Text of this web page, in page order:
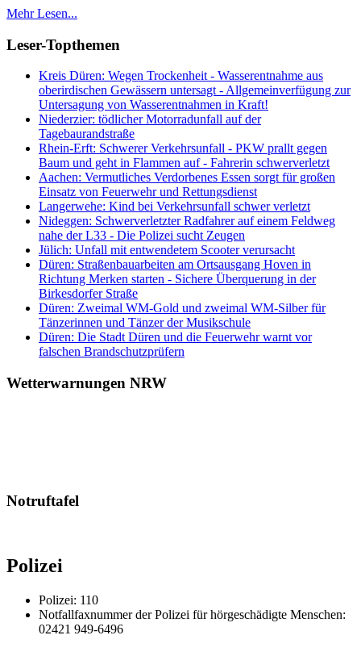
Mehr Lesen...
Leser-Topthemen
Kreis Düren: Wegen Trockenheit - Wasserentnahme aus
oberirdischen Gewässern untersagt - Allgemeinverfügung zur
Untersagung von Wasserentnahmen in Kraft!
Niederzier: tödlicher Motorradunfall auf der
Tagebaurandstraße
Rhein-Erft: Schwerer Verkehrsunfall - PKW prallt gegen
Baum und geht in Flammen auf - Fahrerin schwerverletzt
Aachen: Vermutliches Verdorbenes Essen sorgt für großen
Einsatz von Feuerwehr und Rettungsdienst
Langerwehe: Kind bei Verkehrsunfall schwer verletzt
Nideggen: Schwerverletzter Radfahrer auf einem Feldweg
nahe der L33 - Die Polizei sucht Zeugen
Jülich: Unfall mit entwendetem Scooter verursacht
Düren: Straßenbauarbeiten am Ortsausgang Hoven in
Richtung Merken starten - Sichere Überquerung in der
Birkesdorfer Straße
Düren: Zweimal WM-Gold und zweimal WM-Silber für
Tänzerinnen und Tänzer der Musikschule
Düren: Die Stadt Düren und die Feuerwehr warnt vor
falschen Brandschutzprüfern
Wetterwarnungen NRW
Notruftafel
Polizei
Polizei: 110
Notfallfaxnummer der Polizei für hörgeschädigte Menschen:
02421 949-6496